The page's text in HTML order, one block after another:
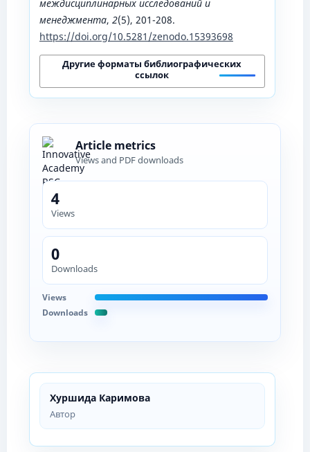
Хуршида Каримова
Автор
междисциплинарных исследований и
менеджмента, 2(5), 201-208.
https://doi.org/10.5281/zenodo.15393698
Другие форматы библиографических
ссылок
Article metrics
Views and PDF downloads
4
Views
0
Downloads
Views
Downloads